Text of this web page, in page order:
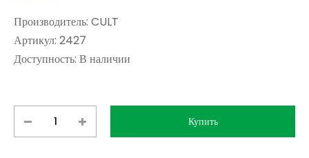
Производитель: CULT
Артикул: 2427
Доступность: В наличии